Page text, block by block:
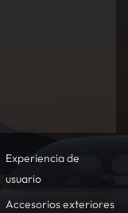
Experiencia de
usuario
Accesorios exteriores